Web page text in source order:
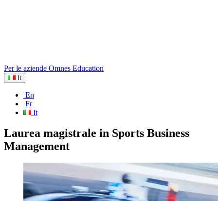
Per le aziende Omnes Education
It
En
Fr
It
Laurea magistrale in Sports Business
Management